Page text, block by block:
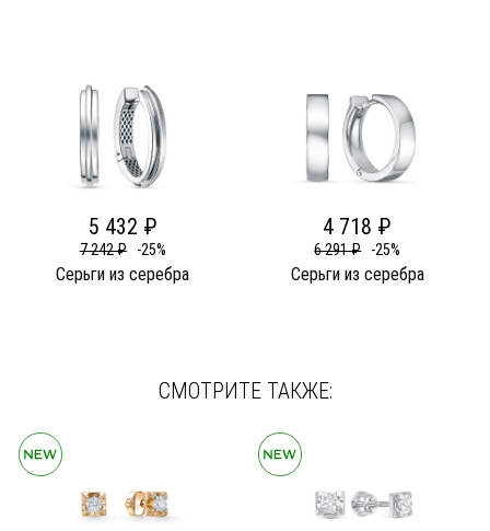
5 432 ₽
7 242 ₽ -25%
Серьги из серебра
4 718 ₽
6 291 ₽ -25%
Серьги из серебра
СМОТРИТЕ ТАКЖЕ: